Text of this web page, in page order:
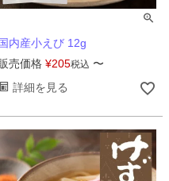
国内産小えび 12g
売価格 ¥205税込 〜
詳細を見る